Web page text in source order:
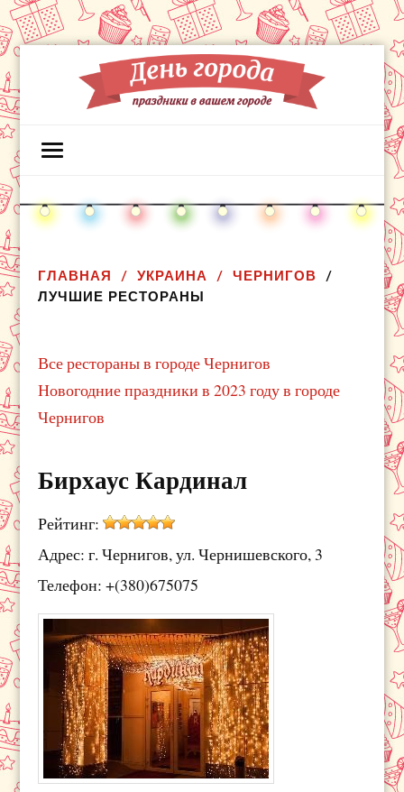
ГЛАВНАЯ УКРАИНА
ЧЕРНИГОВ
ЛУЧШИЕ РЕСТОРАНЫ
Все рестораны в городе Чернигов
Новогодние праздники в 2023 году в городе
Чернигов
Бирхаус Кардинал
Рейтинг:
Адрес: г. Чернигов, ул. Чернишевского, 3
Телефон: +(380)675075